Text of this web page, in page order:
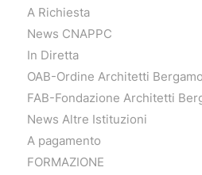
A Richiesta
News CNAPPC
In Diretta
OAB-Ordine Architetti Bergamo
FAB-Fondazione Architetti
News Altre Istituzioni
A pagamento
FORMAZIONE